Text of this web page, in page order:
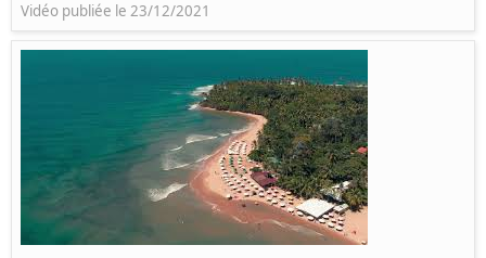
Vidéo publiée le 23/12/2021